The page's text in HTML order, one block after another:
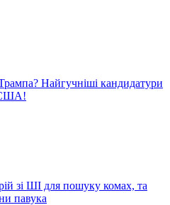
Найгучніші кандидатури
США!
зі ШІ для пошуку комах, та
павука